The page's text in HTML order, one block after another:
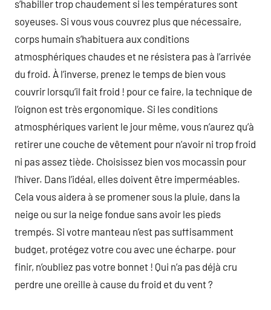
s’habiller trop chaudement si les températures sont
soyeuses. Si vous vous couvrez plus que nécessaire,
corps humain s’habituera aux conditions
atmosphériques chaudes et ne résistera pas à l’arrivée
du froid. À l’inverse, prenez le temps de bien vous
couvrir lorsqu’il fait froid ! pour ce faire, la technique de
l’oignon est très ergonomique. Si les conditions
atmosphériques varient le jour même, vous n’aurez qu’à
retirer une couche de vêtement pour n’avoir ni trop froid
ni pas assez tiède. Choisissez bien vos mocassin pour
l’hiver. Dans l’idéal, elles doivent être imperméables.
Cela vous aidera à se promener sous la pluie, dans la
neige ou sur la neige fondue sans avoir les pieds
trempés. Si votre manteau n’est pas suffisamment
budget, protégez votre cou avec une écharpe. pour
finir, n’oubliez pas votre bonnet ! Qui n’a pas déjà cru
perdre une oreille à cause du froid et du vent ?